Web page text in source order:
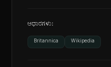
ಆಧಾರಗಳು:
Britannica Wikipedia